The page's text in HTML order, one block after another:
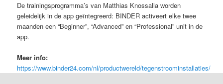
De trainingsprogramma’s van Matthias Knossalla worden
geleidelijk in de app geïntegreerd: BINDER activeert elke twee
maanden een “Beginner”, “Advanced” en “Professional” unit in de
app.
Meer info:
https://www.binder24.com/nl/productwereld/tegenstroominstallaties/